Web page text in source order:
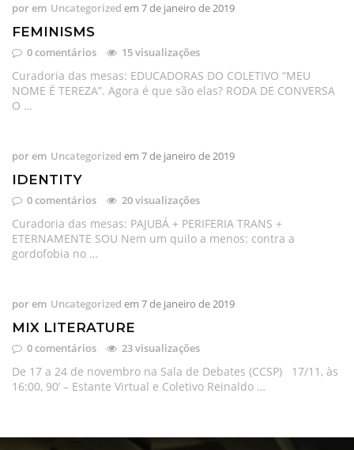
porem Uncategorized em 7 de janeiro de 2019
FEMINISMS
0 comentários 15 visualizações
Curadoria das mesas: EDUCADORAS DO COLETIVO “MEU
NOME É TEREZA”. Agora é que são elas? RODA DE CONVERSA
O …
porem Uncategorized em 7 de janeiro de 2019
IDENTITY
0 comentários 20 visualizações
Curadoria das mesas: PAJUBÁ + PERIFERIA TRANS +
ETERNAMENTE SOU Nem um quilo a menos: contra a
gordofobia no …
porem Uncategorized em 7 de janeiro de 2019
MIX LITERATURE
0 comentários 23 visualizações
De 17 a 24 de novembro na Sala de Debates (CCSP) 17/11, às
16:00, 90’ – Estante Virtual e Coletivo Reinaldo …